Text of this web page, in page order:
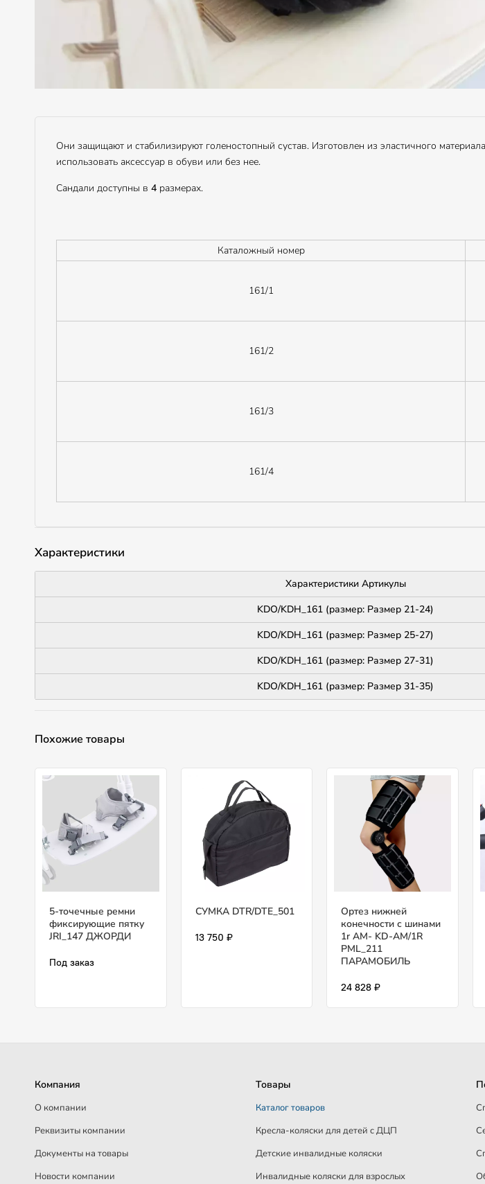
Они защищают и стабилизируют голеностопный сустав. Изготовлен из эластичного
использовать аксессуар в обуви или без нее.
Сандали доступны в 4 размерах.
Каталожный номер
161/1
161/2
161/3
161/4
Характеристики
Характеристики Артикулы
KDO/KDH_161 (размер: Размер 21-24)
KDO/KDH_161 (размер: Размер 25-27)
KDO/KDH_161 (размер: Размер 27-31)
KDO/KDH_161 (размер: Размер 31-35)
Похожие товары
5-точечные ремни
фиксирующие пятку
JRI_147 ДЖОРДИ
Под заказ
СУМКА DTR/DTE_501
13 750 ₽
Ортез нижней
конечности с шинами
1r AM- KD-AM/1R
PML_211
ПАРАМОБИЛЬ
24 828 ₽
Компания
О компании
Реквизиты компании
Документы на товары
Новости компании
Товары
Каталог товаров
Кресла-коляски для детей c ДЦП
Детские инвалидные коляски
Инвалидные коляски для взрослых